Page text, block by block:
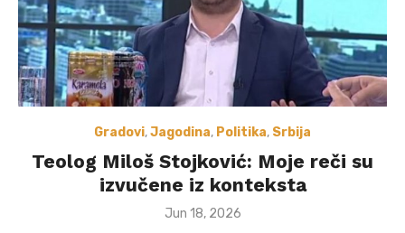
Gradovi,Jagodina, Politika, Srbija
Teolog Miloš Stojković: Moje reči su
izvučene iz konteksta
Posted
Jun 18, 2026